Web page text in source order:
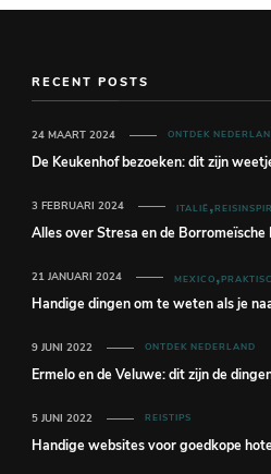
RECENT POSTS
ONTDEK
De Keukenhof bezoeken: dit zijn
24 MAART 2024
ITALIË
Alles over Stresa en de Borromeïsche
3 FEBRUARI 2024
MEXICO
Handige dingen om te weten als je
21 JANUARI 2024
ONTDEK NEDERLAND
Ermelo en de Veluwe: dit zijn de
9 JUNI 2022
REISTIPS
Handige websites voor goedkope
5 JUNI 2022